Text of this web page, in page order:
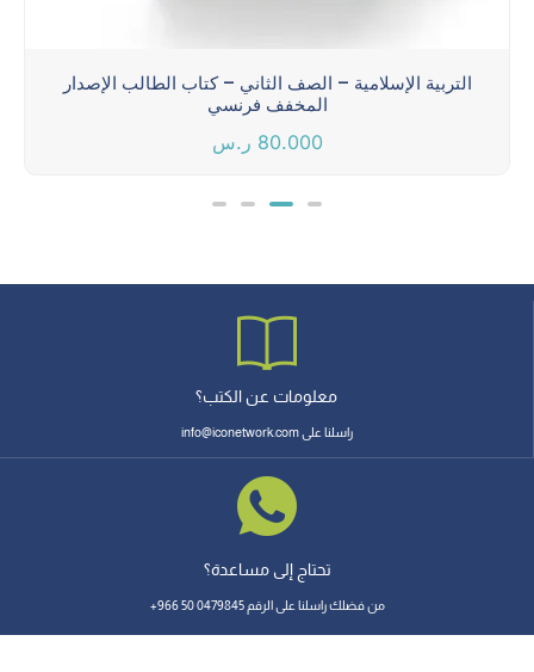
التربية الإسلامية – الصف الثاني – كتاب الطالب الإصدار
المخفف فرنسي
80.000 ر.س
معلومات عن الكتب؟
راسلنا على info@iconetwork.com
تحتاج إلى مساعدة؟
من فضلك راسلنا على الرقم 0479845 50 966+